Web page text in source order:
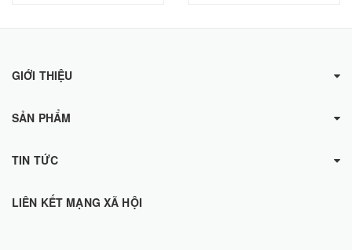
GIỚI THIỆU
SẢN PHẨM
TIN TỨC
LIÊN KẾT MẠNG XÃ HỘI